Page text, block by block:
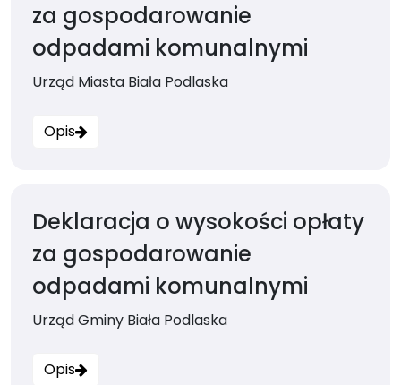
za gospodarowanie
odpadami komunalnymi
Urząd Miasta Biała Podlaska
Opis
Deklaracja o wysokości opłaty
za gospodarowanie
odpadami komunalnymi
Urząd Gminy Biała Podlaska
Opis